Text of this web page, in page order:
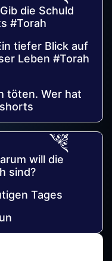
die Schuld
#Torah
tiefer Blick auf
Leben #Torah
töten. Wer hat
will die
sind?
Tages